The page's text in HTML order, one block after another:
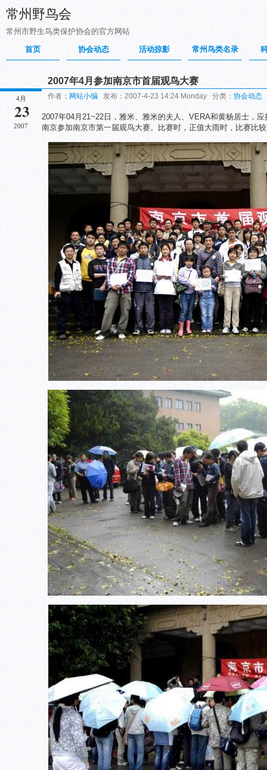
常州野鸟会
常州市野生鸟类保护协会的官方网站
首页
协会动态 活动掠影 常州鸟类名录
4月
23
2007
2007年4月参加南京市首届观鸟大赛
作者： 网站小编 发布：2007-4-23 14:24 Monday 分类： 协会动态
2007年04月21~22日，雅米、雅米的夫人、VERA和黄杨居士，
南京参加南京市第一届观鸟大赛。比赛时，正值大雨时，比赛比